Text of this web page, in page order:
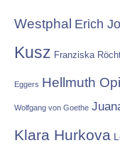
Westphal Erich
Kusz Franziska
Eggers Hellmuth
Wolfgang von Goethe
Klara Hurkova